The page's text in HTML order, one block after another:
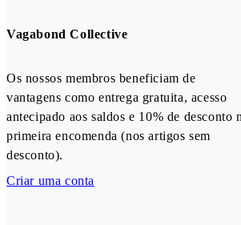
Vagabond Collective
Os nossos membros beneficiam de
vantagens como entrega gratuita, acesso
antecipado aos saldos e 10% de desconto
primeira encomenda (nos artigos sem
desconto).
Criar uma conta